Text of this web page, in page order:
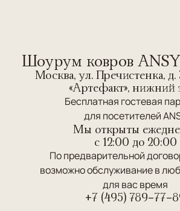
Шоурум ковров
Москва, ул. Пречистенка, д.
«Артефакт», нижний
Бесплатная гостевая
для посетителей
Мы открыты
c 12:00 до 20:00
По предварительной
возможно обслуживание в
для вас время
+7 (495) 789-77-